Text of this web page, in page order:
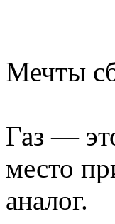
Мечты
Газ —
место
аналог.